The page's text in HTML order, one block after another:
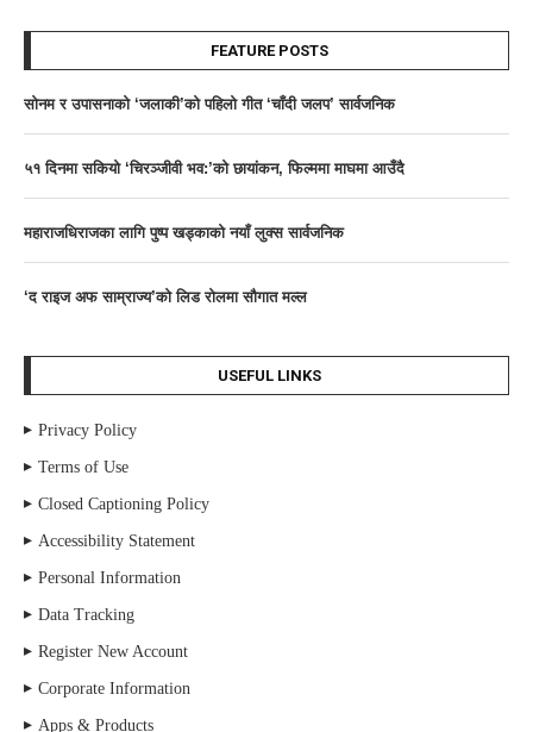
FEATURE POSTS
साेनम र उपासनाकाे ‘जलाकी’को पहिलो गीत ‘चाँदी जलप’ सार्वजनिक
५१ दिनमा सकियो ‘चिरञ्जीवी भव:’को छायांकन, फिल्ममा माघमा आउँदै
महाराजधिराजका लागि पुष्प खड्काको नयाँ लुक्स सार्वजनिक
‘द राइज अफ साम्राज्य’काे लिड राेलमा सौगात मल्ल
USEFUL LINKS
Privacy Policy
Terms of Use
Closed Captioning Policy
Accessibility Statement
Personal Information
Data Tracking
Register New Account
Corporate Information
Apps & Products